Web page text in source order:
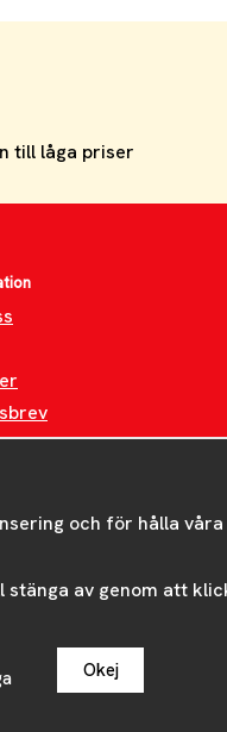
till låga priser
och för hålla
av genom att
Okej